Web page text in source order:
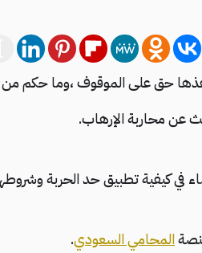
حق على الموقوف ،وما حكم
عن محاربة الإرهاب.
في كيفية تطبيق حد الحربة
المحامي السعودي.